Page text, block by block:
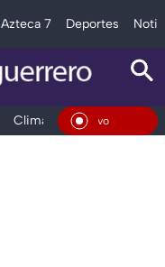
Azteca 7 Deportes
Clima Deportes En